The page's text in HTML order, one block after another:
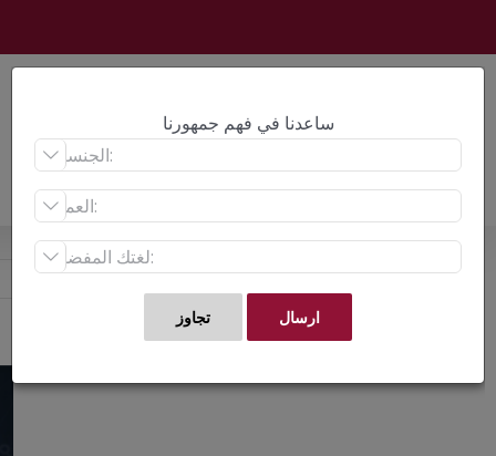
content
ساعدنا في فهم جمهورنا


